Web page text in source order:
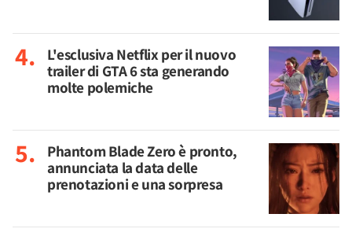
L'esclusiva Netflix per il nuovo
trailer di GTA 6 sta generando
molte polemiche
Phantom Blade Zero è pronto,
annunciata la data delle
prenotazioni e una sorpresa